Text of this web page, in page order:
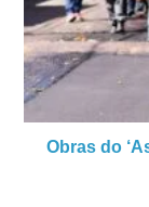
Obras do